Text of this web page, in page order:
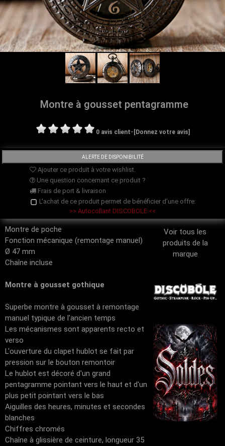
Montre à gousset pentagramme
0 avis client- [Donnez votre avis]
Ajouter ce produit à votre wishlist.
Une question concernant ce produit ?
Frais de port & livraison
L'achat de ce produit permet de bénéficier d'une offre:
>> Autocollant DISCOBOLE <<
Voir tous les
produits de la
marque
Montre de poche
Fonction mécanique (remontage manuel)
Ø 47 mm
Chaîne incluse
Montre à gousset gothique
Superbe montre à gousset à remontage
manuel typique de l'ancien temps
Les mécanismes sont apparents recto et
verso
L'ouverture du clapet hublot se fait par
pression sur le bouton remontoir
Le hublot est décoré d'un grand
pentagramme pointant vers le haut et d'un
plus petit pointant vers le bas
Aiguilles des heures, minutes et secondes
blanches
Chiffres chromés
Chaîne à glissière de ceinture, longueur 35